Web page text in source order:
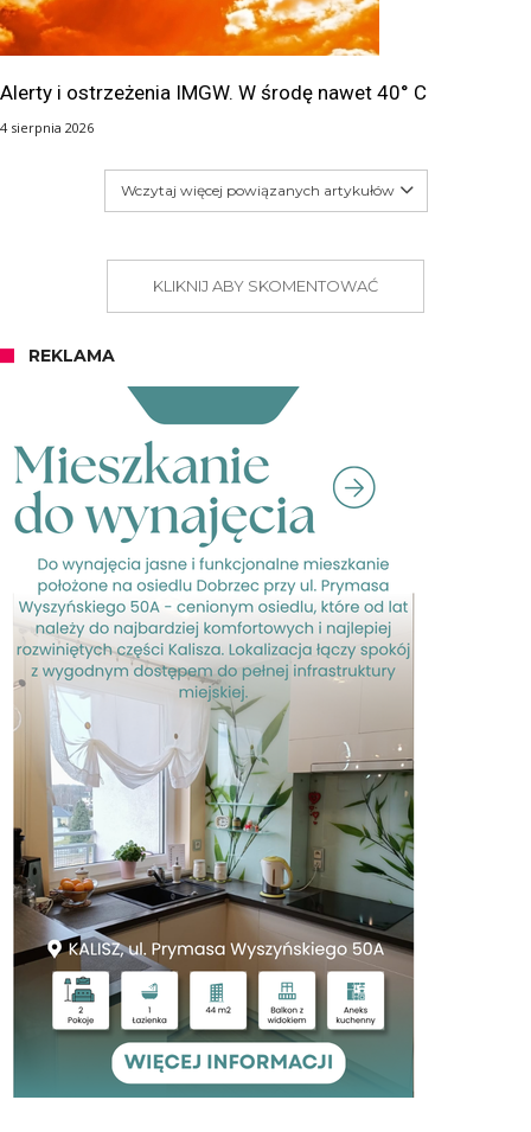
Alerty i ostrzeżenia IMGW. W środę nawet 40° C
4 sierpnia 2026
Wczytaj więcej powiązanych artykułów
KLIKNIJ ABY SKOMENTOWAĆ
REKLAMA